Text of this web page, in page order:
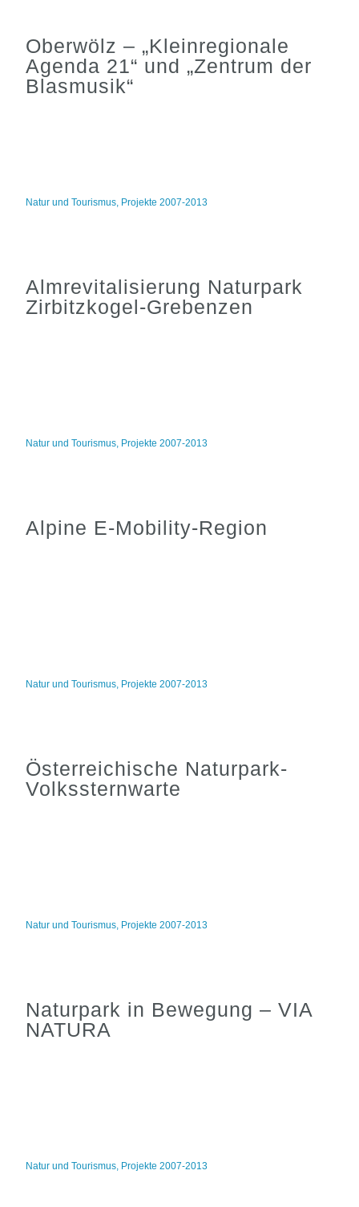
Oberwölz – „Kleinregionale
Agenda 21“ und „Zentrum der
Blasmusik“
Natur und Tourismus, Projekte 2007-2013
Almrevitalisierung Naturpark
Zirbitzkogel-Grebenzen
Natur und Tourismus, Projekte 2007-2013
Alpine E-Mobility-Region
Natur und Tourismus, Projekte 2007-2013
Österreichische Naturpark-
Volkssternwarte
Natur und Tourismus, Projekte 2007-2013
Naturpark in Bewegung – VIA
NATURA
Natur und Tourismus, Projekte 2007-2013